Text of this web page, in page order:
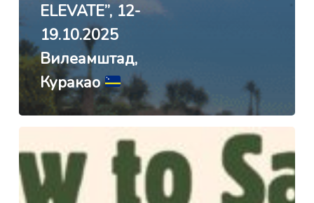
ELEVATE”, 12-
19.10.2025
Вилеамштад,
Куракао
Green
Eco